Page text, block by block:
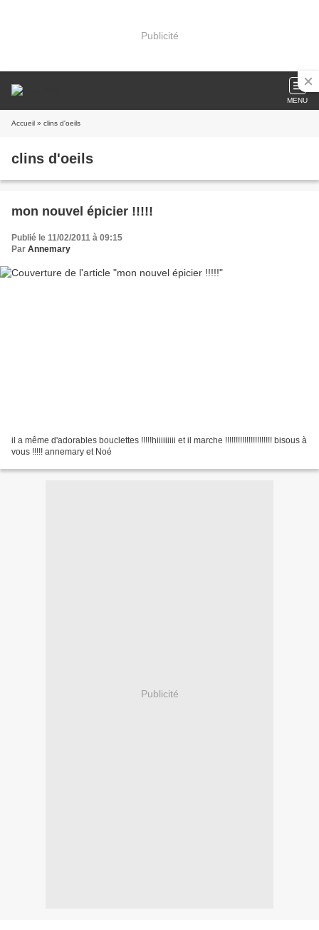
Publicité
MENU
Accueil » clins d'oeils
clins d'oeils
mon nouvel épicier !!!!!
Publié le 11/02/2011 à 09:15
Par Annemary
il a même d'adorables bouclettes !!!!!hiiiiiiiii et il marche !!!!!!!!!!!!!!!!!!!!!! bisous à
vous !!!!! annemary et Noé
Publicité